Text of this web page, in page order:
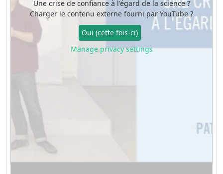
Une crise de confiance à l'égard de la science ?
Charger le contenu externe fourni par YouTube ?
Oui (cette fois-ci)
Manage privacy settings